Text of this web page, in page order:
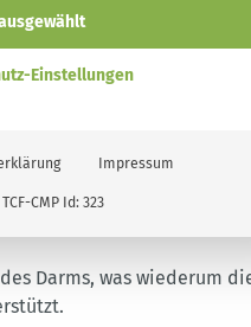
mit all ihren
, die der
Fastens
verlangsamen die
Nahrungsreste können
werden diese
Darms, was wiederum
Einstellungen
Impressum
CMP Id: 323